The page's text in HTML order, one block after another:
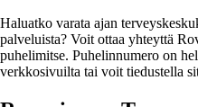
Haluatko varata ajan
palveluista? Voit ottaa yhteyttä
puhelimitse. Puhelinnumero on
verkkosivuilta tai voit tiedustella